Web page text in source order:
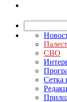
СВО
Сетка